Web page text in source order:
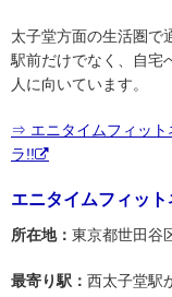
太子堂方面の生活圏で
駅前だけでなく、自宅
人に向いています。
⇒ エニタイムフィット
ラ!!
エニタイムフィッ
所在地： 東京都世田谷
最寄り駅： 西太子堂駅